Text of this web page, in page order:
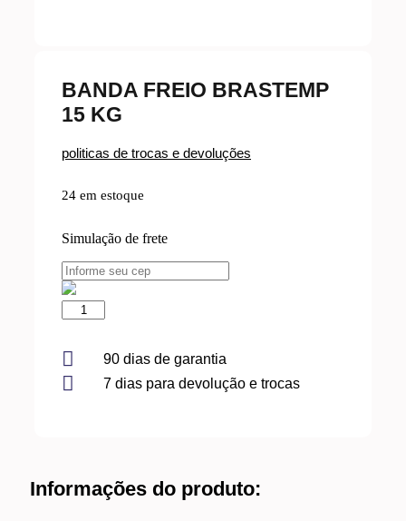
BANDA FREIO BRASTEMP
15 KG
politicas de trocas e devoluções
24 em estoque
Simulação de frete
BANDA
FREIO
15
KG
quantidade
90 dias de garantia
7 dias para devolução e trocas
Informações do produto: